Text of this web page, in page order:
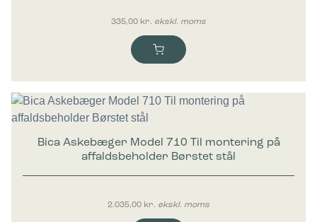
335,00 kr. ekskl. moms
Bica Askebæger Model 710 Til montering på
affaldsbeholder Børstet stål
2.035,00 kr. ekskl. moms